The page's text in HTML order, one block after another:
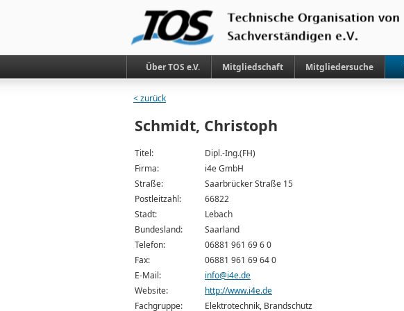
Über TOS e.V. Mitgliedschaft Mitgliedersuche
< zurück
Schmidt, Christoph
Titel:
Dipl.-Ing.(FH)
Firma:
i4e GmbH
Straße:
Saarbrücker Straße 15
Postleitzahl:
66822
Stadt:
Lebach
Bundesland:
Saarland
Telefon:
06881 961 69 6 0
Fax:
06881 961 69 64 0
E-Mail:
info@i4e.de
Website:
http://www.i4e.de
Fachgruppe:
Elektrotechnik, Brandschutz